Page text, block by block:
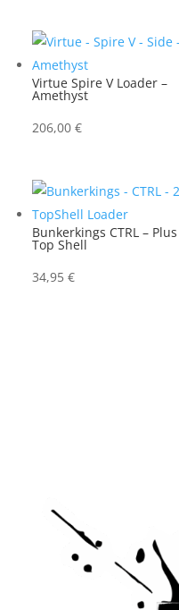
Virtue Spire V Loader –
Amethyst
206,00€
Bunkerkings CTRL –
Top Shell
34,95€